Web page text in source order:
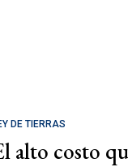
DE TIERRAS
alto costo